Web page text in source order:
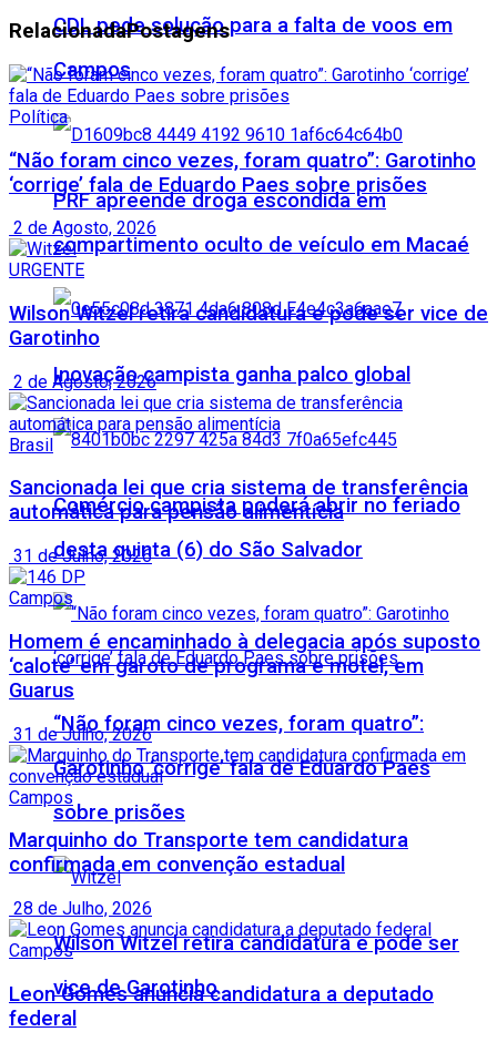
CDL pede solução para a falta de voos em
Campos
PRF apreende droga escondida em
compartimento oculto de veículo em Macaé
Inovação campista ganha palco global
Comércio campista poderá abrir no feriado
desta quinta (6) do São Salvador
“Não foram cinco vezes, foram quatro”:
Garotinho ‘corrige’ fala de Eduardo Paes
sobre prisões
Wilson Witzel retira candidatura e pode ser
vice de Garotinho
RelacionadaPostagens
Política
“Não foram cinco vezes, foram quatro”: Garotinho
‘corrige’ fala de Eduardo Paes sobre prisões
2 de Agosto, 2026
URGENTE
Wilson Witzel retira candidatura e pode ser vice de
Garotinho
2 de Agosto, 2026
Brasil
Sancionada lei que cria sistema de transferência
automática para pensão alimentícia
31 de Julho, 2026
Campos
Homem é encaminhado à delegacia após suposto
‘calote’ em garoto de programa e motel, em
Guarus
31 de Julho, 2026
Campos
Marquinho do Transporte tem candidatura
confirmada em convenção estadual
28 de Julho, 2026
Campos
Leon Gomes anuncia candidatura a deputado
federal